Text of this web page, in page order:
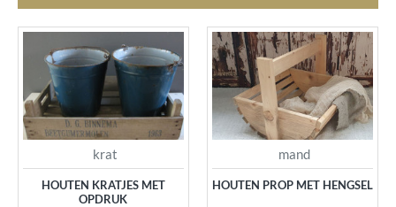
krat
HOUTEN KRATJES MET
OPDRUK
mand
HOUTEN PROP MET HENGSEL